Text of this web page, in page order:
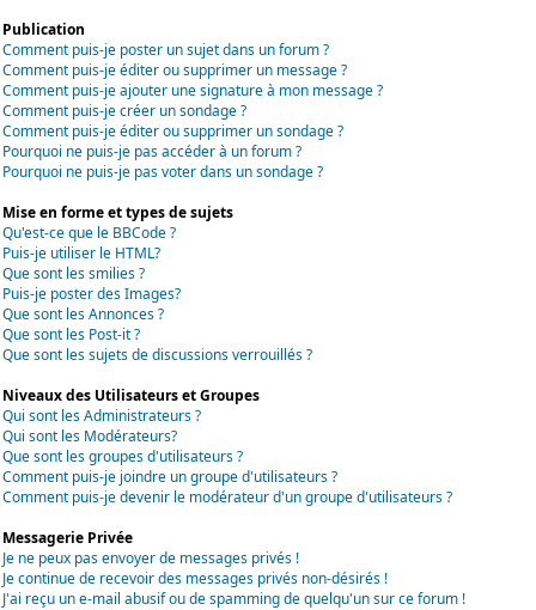
Publication
Comment puis-je poster un sujet dans un forum ?
Comment puis-je éditer ou supprimer un message ?
Comment puis-je ajouter une signature à mon message ?
Comment puis-je créer un sondage ?
Comment puis-je éditer ou supprimer un sondage ?
Pourquoi ne puis-je pas accéder à un forum ?
Pourquoi ne puis-je pas voter dans un sondage ?
Mise en forme et types de sujets
Qu'est-ce que le BBCode ?
Puis-je utiliser le HTML?
Que sont les smilies ?
Puis-je poster des Images?
Que sont les Annonces ?
Que sont les Post-it ?
Que sont les sujets de discussions verrouillés ?
Niveaux des Utilisateurs et Groupes
Qui sont les Administrateurs ?
Qui sont les Modérateurs?
Que sont les groupes d'utilisateurs ?
Comment puis-je joindre un groupe d'utilisateurs ?
Comment puis-je devenir le modérateur d'un groupe d'utilisateurs ?
Messagerie Privée
Je ne peux pas envoyer de messages privés !
Je continue de recevoir des messages privés non-désirés !
J'ai reçu un e-mail abusif ou de spamming de quelqu'un sur ce forum !